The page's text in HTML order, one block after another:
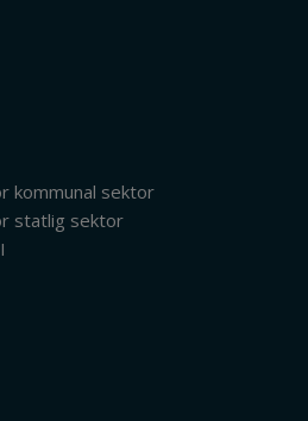
kommunal sektor
statlig sektor